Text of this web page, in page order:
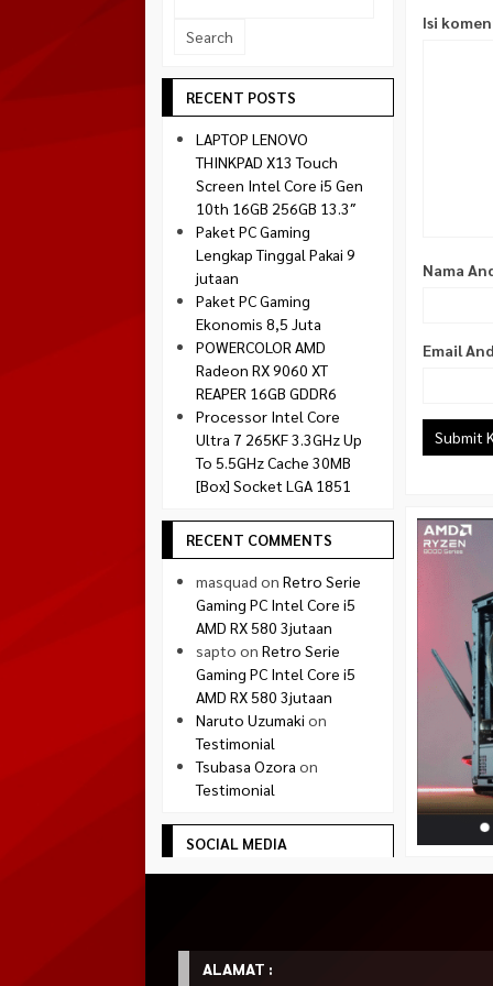
Isi
Nama
Email
Montech
Paradox Gaming
Silverstone
Tecware
Venom RX
Socket 1851
RECENT POSTS
LAPTOP LENOVO
THINKPAD X13 Touch
Screen Intel Core i5 Gen
10th 16GB 256GB 13.3″
Paket PC Gaming
Lengkap Tinggal Pakai 9
jutaan
Paket PC Gaming
Ekonomis 8,5 Juta
POWERCOLOR AMD
Radeon RX 9060 XT
REAPER 16GB GDDR6
Processor Intel Core
Ultra 7 265KF 3.3GHz Up
To 5.5GHz Cache 30MB
[Box] Socket LGA 1851
RECENT COMMENTS
masquad on Retro Serie
Gaming PC Intel Core i5
AMD RX 580 3jutaan
sapto on Retro Serie
Gaming PC Intel Core i5
AMD RX 580 3jutaan
Naruto Uzumaki on
Testimonial
Tsubasa Ozora on
Testimonial
SOCIAL MEDIA
ALAMAT :